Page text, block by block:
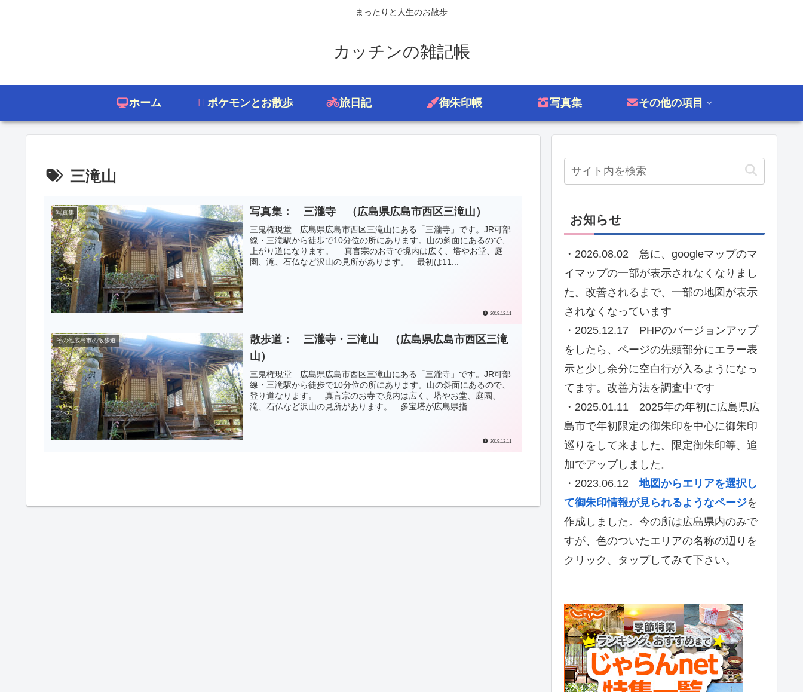
まったりと人生のお散歩
カッチンの雑記帳
ホーム ポケモンとお散歩 旅日記 御朱印帳 写真集 その他の項目
三滝山
写真集 写真集： 三瀧寺 （広島県広島市西区三滝山）
三鬼権現堂 広島県広島市西区三滝山にある「三瀧寺」です。JR可部
線・三滝駅から徒歩で10分位の所にあります。山の斜面にあるので、
上がり道になります。 真言宗のお寺で境内は広く、塔やお堂、庭
園、滝、石仏など沢山の見所があります。 最初は11...
2019.12.11
その他広島市の散歩道
散歩道： 三瀧寺・三滝山 （広島県広島市西区三滝
山）
三鬼権現堂 広島県広島市西区三滝山にある「三瀧寺」です。JR可部
線・三滝駅から徒歩で10分位の所にあります。山の斜面にあるので、
登り道なります。 真言宗のお寺で境内は広く、塔やお堂、庭園、
滝、石仏など沢山の見所があります。 多宝塔が広島県指...
2019.12.11
お知らせ
・2026.08.02 急に、googleマップのマ
イマップの一部が表示されなくなりまし
た。改善されるまで、一部の地図が表示
されなくなっています
・2025.12.17 PHPのバージョンアップ
をしたら、ページの先頭部分にエラー表
示と少し余分に空白行が入るようになっ
てます。改善方法を調査中です
・2025.01.11 2025年の年初に広島県広
島市で年初限定の御朱印を中心に御朱印
巡りをして来ました。限定御朱印等、追
加でアップしました。
・2023.06.12地図からエリアを選択し
て御朱印情報が見られるようなページを
作成しました。今の所は広島県内のみで
すが、色のついたエリアの名称の辺りを
クリック、タップしてみて下さい。